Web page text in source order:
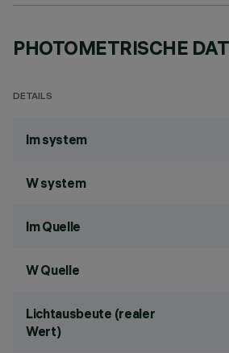
PHOTOMETRISCHE
DETAILS
lm system
W system
lm Quelle
W Quelle
Lichtausbeute (realer
Wert)